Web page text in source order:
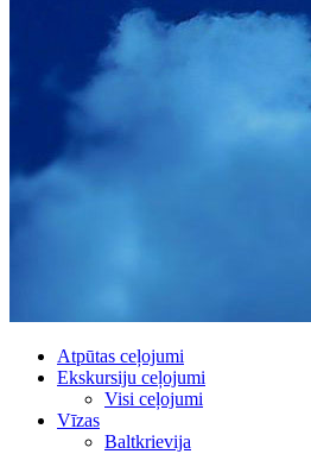
Atpūtas ceļojumi
Ekskursiju ceļojumi
Visi ceļojumi
Vīzas
Baltkrievija